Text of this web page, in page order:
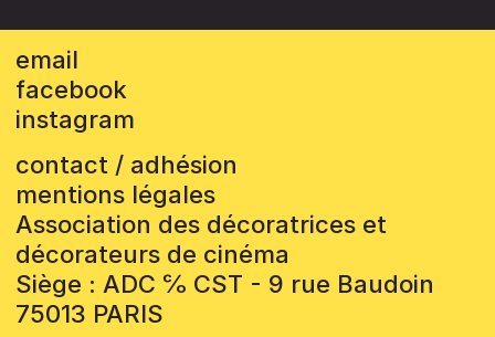
email
facebook
instagram
contact / adhésion
mentions légales
Association des décoratrices et
décorateurs de cinéma
Siège : ADC ℅ CST - 9 rue Baudoin
75013 PARIS